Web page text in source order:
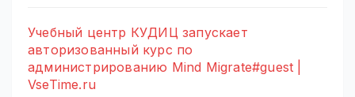
Учебный центр КУДИЦ запускает
авторизованный курс по
администрированию Mind Migrate#guest |
VseTime.ru